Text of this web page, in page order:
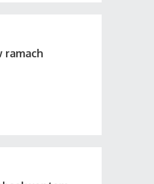
ramach